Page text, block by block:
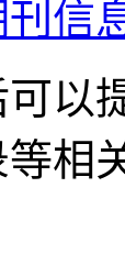
信
可以
等相